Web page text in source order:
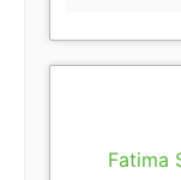
Fatima